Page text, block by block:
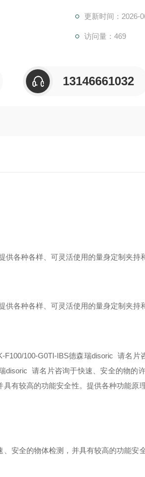
更新时间：2026-
访问量：469
13146661032
供各种各样、可灵活使用的量身定制夹持
供各种各样、可灵活使用的量身定制夹持
100-G0TI-IBS德森瑞disoric 请名片
disoric 请名片咨询于快速、安全的物的
有较高的功能安全性。提供各种功能原
安全的物体检测，并具有较高的功能安